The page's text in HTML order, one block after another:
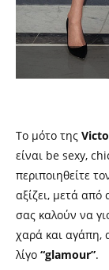
Το μότο της
είναι be sexy,
περιποιηθείτε
αξίζει, μετά
σας καλούν να
χαρά και αγάπη,
λίγο “glamour”.